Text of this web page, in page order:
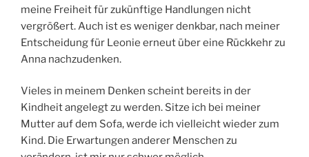
meine Freiheit für zukünftige Handlungen nicht
vergrößert. Auch ist es weniger denkbar, nach meiner
Entscheidung für Leonie erneut über eine Rückkehr zu
Anna nachzudenken.
Vieles in meinem Denken scheint bereits in der
Kindheit angelegt zu werden. Sitze ich bei meiner
Mutter auf dem Sofa, werde ich vielleicht wieder zum
Kind. Die Erwartungen anderer Menschen zu